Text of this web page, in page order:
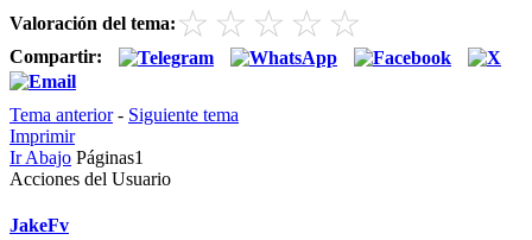
Valoración del tema: ☆ ☆ ☆ ☆ ☆
Compartir:
Tema anterior- Siguiente tema
Imprimir
Ir Abajo Páginas1
Acciones del Usuario
JakeFv